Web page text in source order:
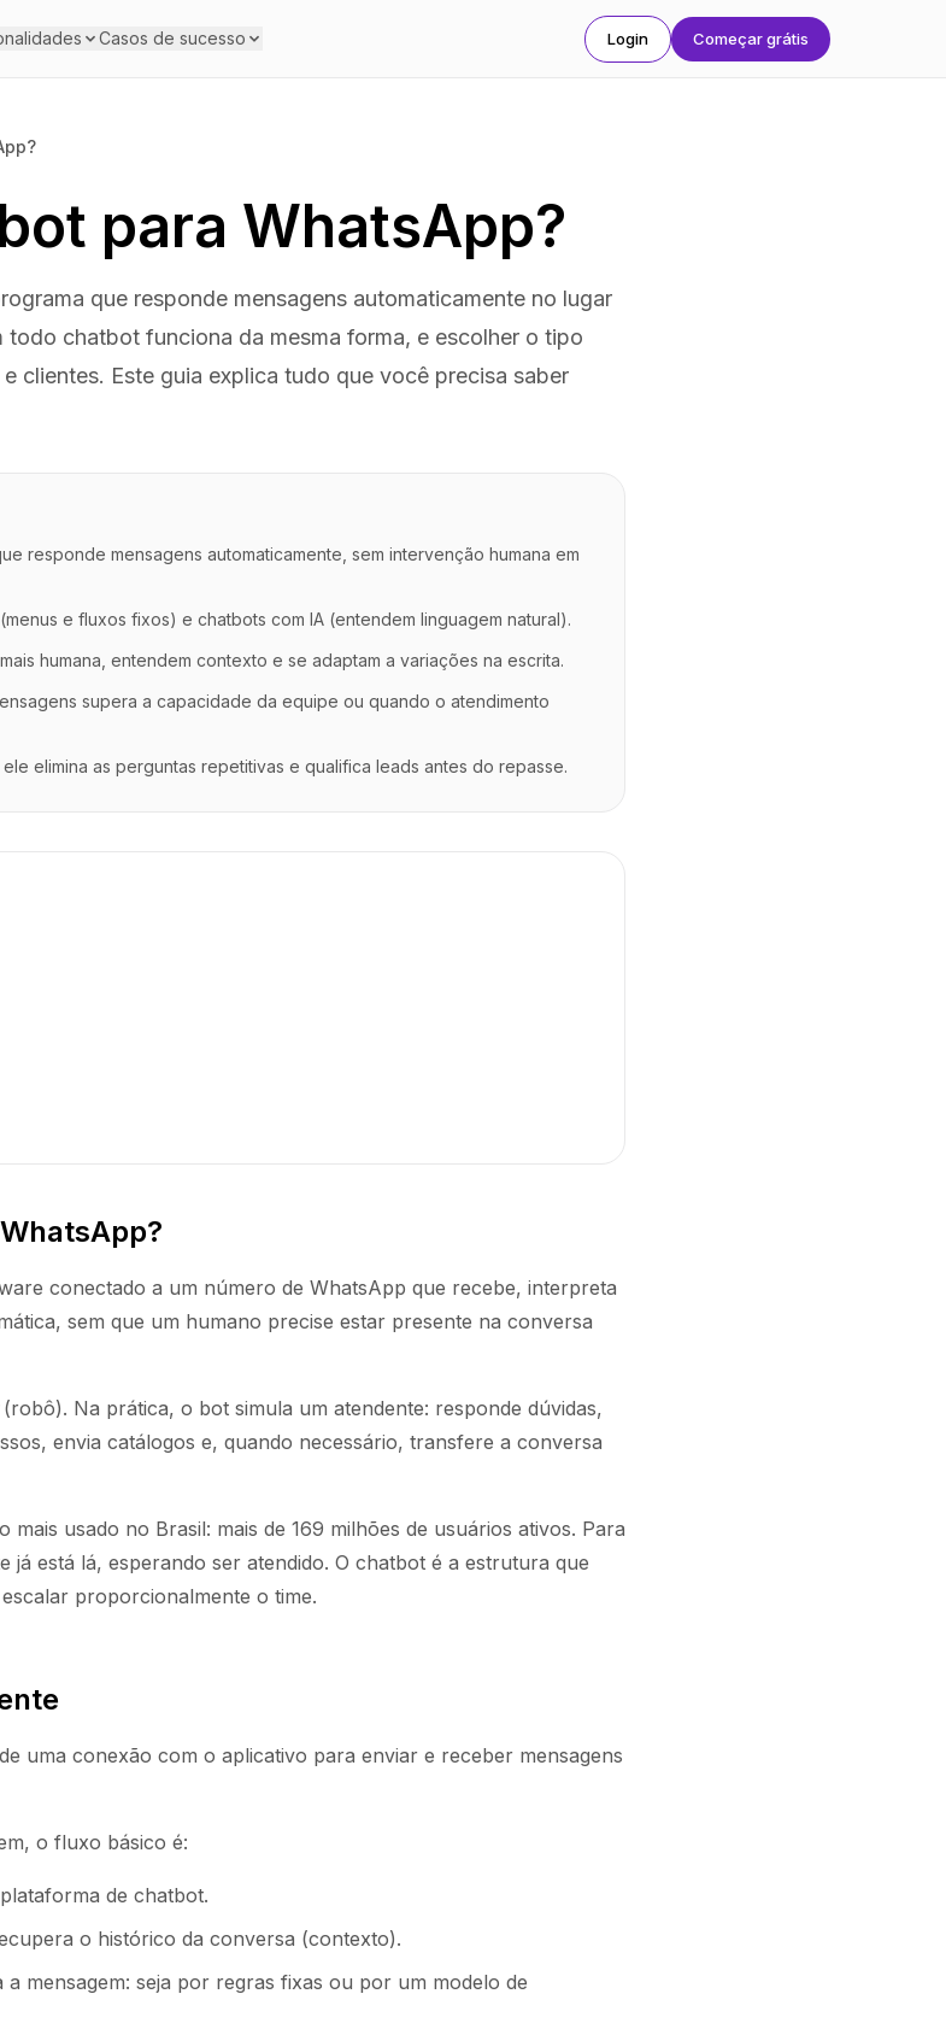
Casos de sucesso Login Começar grátis
para WhatsApp?
que responde mensagens automaticamente no lugar
todo chatbot funciona da mesma forma, e escolher o tipo
clientes. Este guia explica tudo que você precisa saber
responde mensagens automaticamente, sem intervenção humana em
e fluxos fixos) e chatbots com IA (entendem linguagem natural).
humana, entendem contexto e se adaptam a variações na escrita.
supera a capacidade da equipe ou quando o atendimento
elimina as perguntas repetitivas e qualifica leads antes do repasse.
conectado a um número de WhatsApp que recebe, interpreta
sem que um humano precise estar presente na conversa
Na prática, o bot simula um atendente: responde dúvidas,
envia catálogos e, quando necessário, transfere a conversa
usado no Brasil: mais de 169 milhões de usuários ativos. Para
já está lá, esperando ser atendido. O chatbot é a estrutura que
proporcionalmente o time.
uma conexão com o aplicativo para enviar e receber mensagens
o fluxo básico é:
de chatbot.
o histórico da conversa (contexto).
mensagem: seja por regras fixas ou por um modelo de